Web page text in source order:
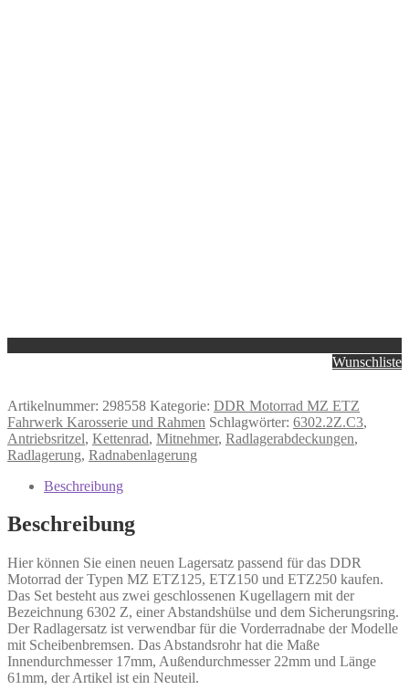
Wunschliste
Artikelnummer: 298558 Kategorie: DDR Motorrad MZ ETZ
Fahrwerk Karosserie und Rahmen Schlagwörter: 6302.2Z.C3,
Antriebsritzel, Kettenrad, Mitnehmer, Radlagerabdeckungen,
Radlagerung, Radnabenlagerung
Beschreibung
Beschreibung
Hier können Sie einen neuen Lagersatz passend für das DDR
Motorrad der Typen MZ ETZ125, ETZ150 und ETZ250 kaufen.
Das Set besteht aus zwei geschlossenen Kugellagern mit der
Bezeichnung 6302 Z, einer Abstandshülse und dem Sicherungsring.
Der Radlagersatz ist verwendbar für die Vorderradnabe der Modelle
mit Scheibenbremsen. Das Abstandsrohr hat die Maße
Innendurchmesser 17mm, Außendurchmesser 22mm und Länge
61mm, der Artikel ist ein Neuteil.